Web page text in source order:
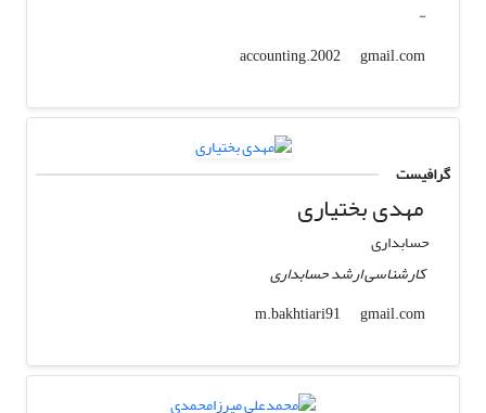
-
accounting.2002
gmail.com
گرافیست
مهدی بختیاری
حسابداری
کارشناسی ارشد حسابداری
m.bakhtiari91
gmail.com